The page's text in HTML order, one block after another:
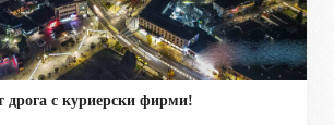
дрога с куриерски фирми!